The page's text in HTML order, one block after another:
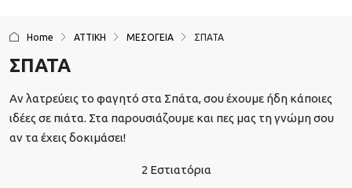
Home ΑΤΤΙΚΗ ΜΕΣΟΓΕΙΑ ΣΠΑΤΑ
ΣΠΑΤΑ
Αν λατρεύεις το φαγητό στα Σπάτα, σου έχουμε ήδη κάποιες
ιδέες σε πιάτα. Στα παρουσιάζουμε και πες μας τη γνώμη σου
αν τα έχεις δοκιμάσει!
2 Εστιατόρια